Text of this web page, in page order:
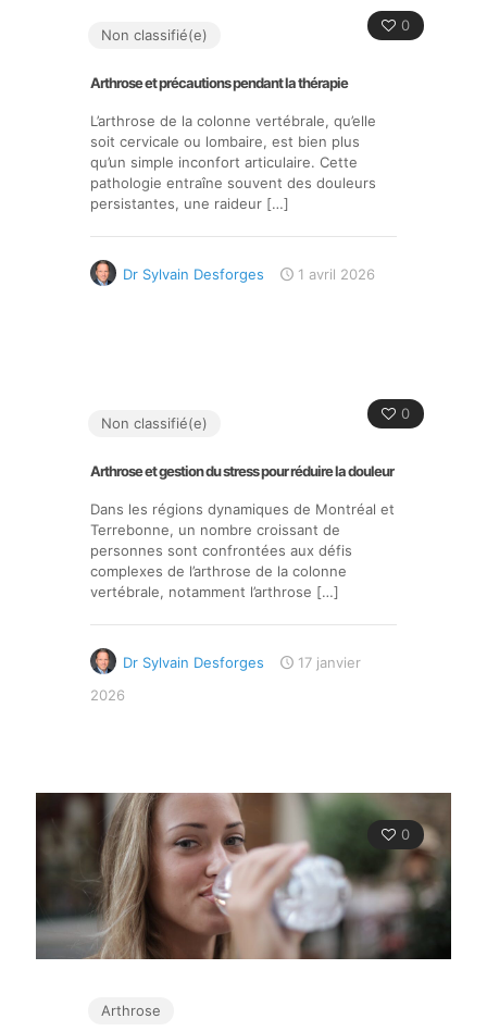
0
Non classifié(e)
Arthrose et précautions pendant la thérapie
L’arthrose de la colonne vertébrale, qu’elle
soit cervicale ou lombaire, est bien plus
qu’un simple inconfort articulaire. Cette
pathologie entraîne souvent des douleurs
persistantes, une raideur […]
Dr Sylvain Desforges 1 avril 2026
0
Non classifié(e)
Arthrose et gestion du stress pour réduire la douleur
Dans les régions dynamiques de Montréal et
Terrebonne, un nombre croissant de
personnes sont confrontées aux défis
complexes de l’arthrose de la colonne
vertébrale, notamment l’arthrose […]
Dr Sylvain Desforges
17 janvier
2026
0
Arthrose